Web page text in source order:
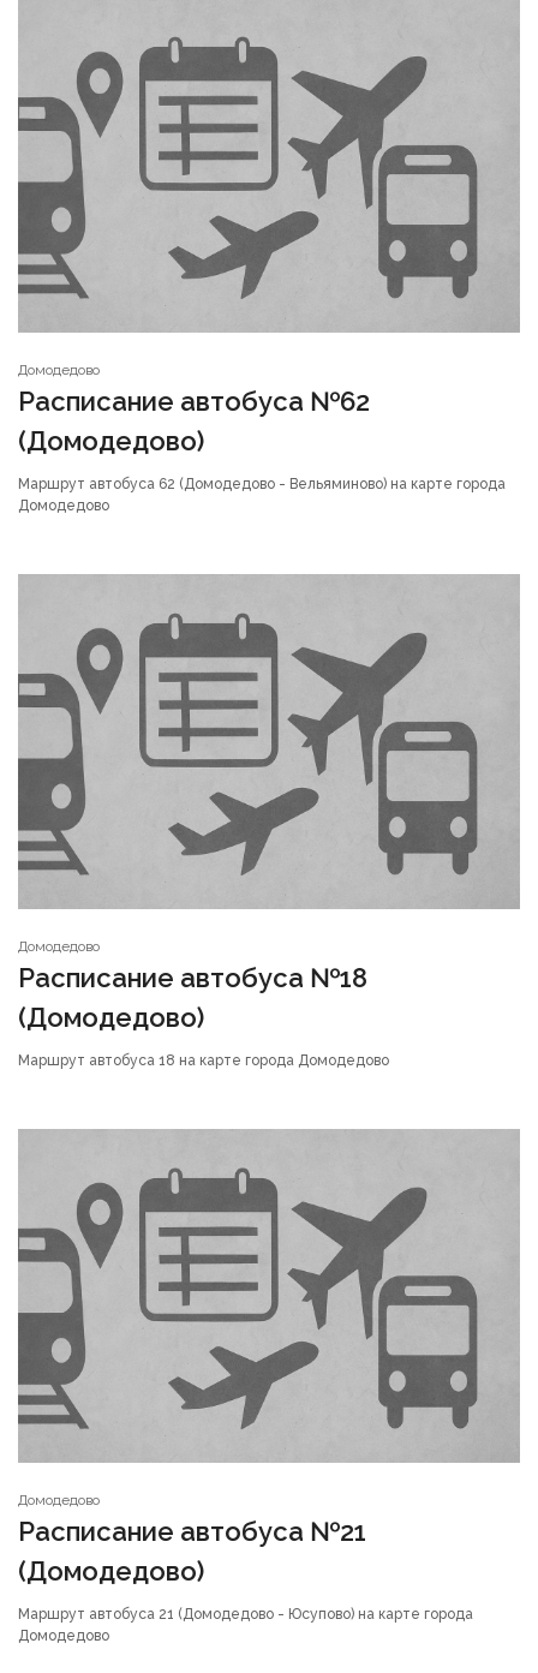
Домодедово
Расписание автобуса №62
(Домодедово)
Маршрут автобуса 62 (Домодедово - Вельяминово) на карте города
Домодедово
Домодедово
Расписание автобуса №18
(Домодедово)
Маршрут автобуса 18 на карте города Домодедово
Домодедово
Расписание автобуса №21
(Домодедово)
Маршрут автобуса 21 (Домодедово - Юсупово) на карте города
Домодедово